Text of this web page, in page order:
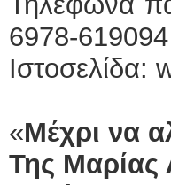
6978-
«Μέχρι να
Της Μαρίας